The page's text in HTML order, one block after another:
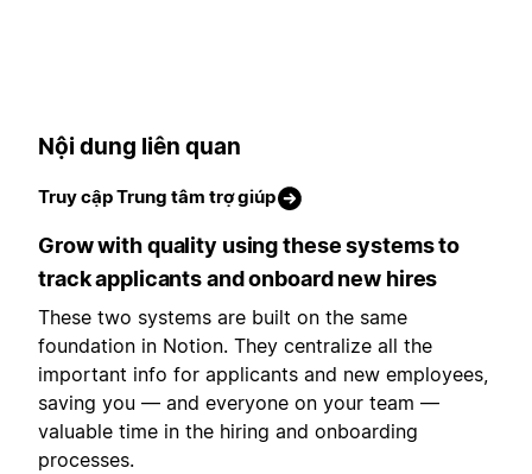
Nội dung liên quan
Truy cập Trung tâm trợ giúp
Grow with quality using these systems to
track applicants and onboard new hires
These two systems are built on the same
foundation in Notion. They centralize all the
important info for applicants and new employees,
saving you — and everyone on your team —
valuable time in the hiring and onboarding
processes.